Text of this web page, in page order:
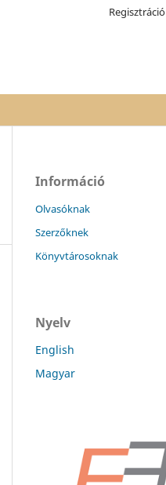
Regisztráció
Információ
Olvasóknak
Szerzőknek
Könyvtárosoknak
Nyelv
English
Magyar